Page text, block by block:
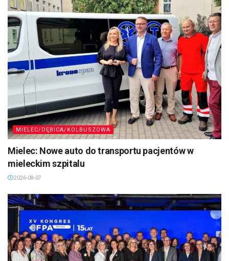
MIELEC/DĘBICA/KOLBUSZOWA
Mielec: Nowe auto do transportu pacjentów w
mieleckim szpitalu
2026-08-07